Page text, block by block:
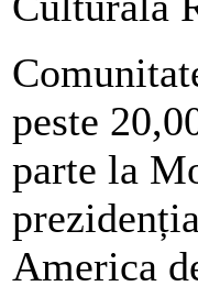
peste
parte la
America